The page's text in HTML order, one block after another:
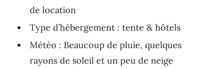
de location
Type d’hébergement : tente & hôtels
Météo : Beaucoup de pluie, quelques
rayons de soleil et un peu de neige